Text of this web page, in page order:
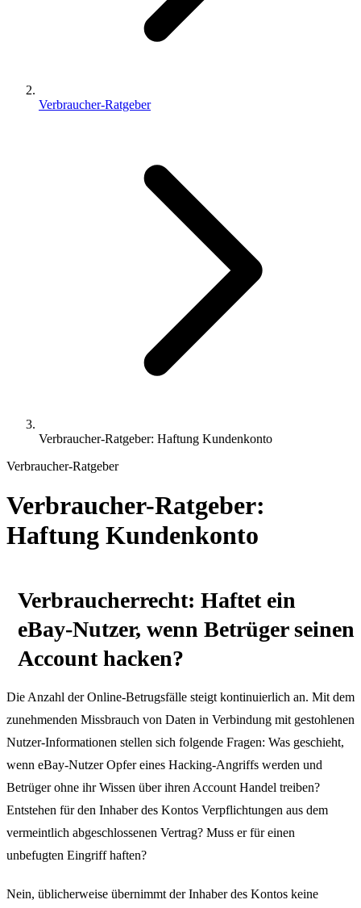
Verbraucher-Ratgeber
Verbraucher-Ratgeber: Haftung Kundenkonto
Verbraucher-Ratgeber
Verbraucher-Ratgeber:
Haftung Kundenkonto
Verbraucherrecht: Haftet ein
eBay-Nutzer, wenn Betrüger seinen
Account hacken?
Die Anzahl der Online-Betrugsfälle steigt kontinuierlich an. Mit dem
zunehmenden Missbrauch von Daten in Verbindung mit gestohlenen
Nutzer-Informationen stellen sich folgende Fragen: Was geschieht,
wenn eBay-Nutzer Opfer eines Hacking-Angriffs werden und
Betrüger ohne ihr Wissen über ihren Account Handel treiben?
Entstehen für den Inhaber des Kontos Verpflichtungen aus dem
vermeintlich abgeschlossenen Vertrag? Muss er für einen
unbefugten Eingriff haften?
Nein, üblicherweise übernimmt der Inhaber des Kontos keine